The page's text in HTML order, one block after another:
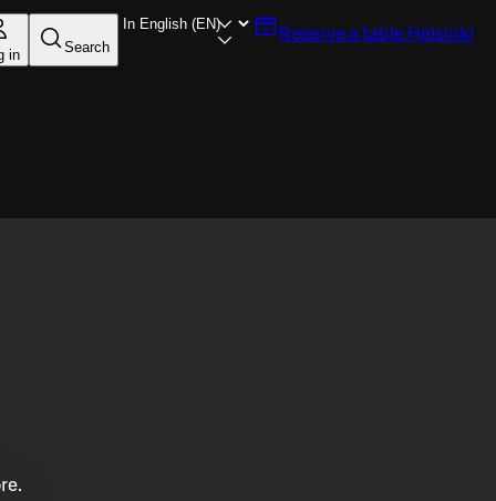
in Search
Reserve a table Helsinki